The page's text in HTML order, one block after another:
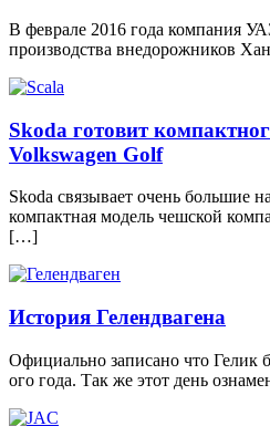
В феврале 2016 года компания
производства внедорожников
Skoda готовит
Volkswagen Golf
Skoda связывает очень большие
компактная модель чешской
[…]
История Гелендвагена
Официально записано что Гелик
ого года. Так же этот день